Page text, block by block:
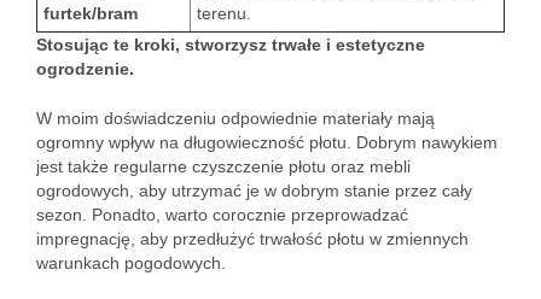
furtek/bram
terenu.
Stosując te kroki, stworzysz trwałe i estetyczne
ogrodzenie.
W moim doświadczeniu odpowiednie materiały mają
ogromny wpływ na długowieczność płotu. Dobrym nawykiem
jest także regularne czyszczenie płotu oraz mebli
ogrodowych, aby utrzymać je w dobrym stanie przez cały
sezon. Ponadto, warto corocznie przeprowadzać
impregnację, aby przedłużyć trwałość płotu w zmiennych
warunkach pogodowych.